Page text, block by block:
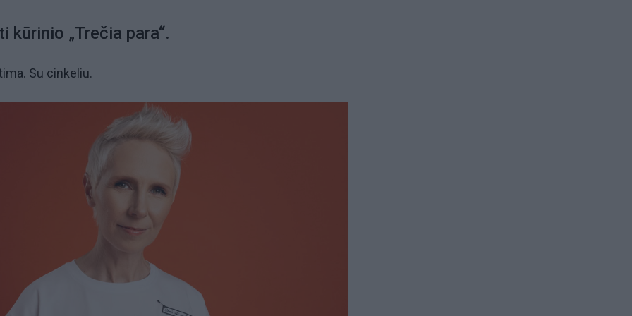
kūrinio „Trečia para“.
Su cinkeliu.